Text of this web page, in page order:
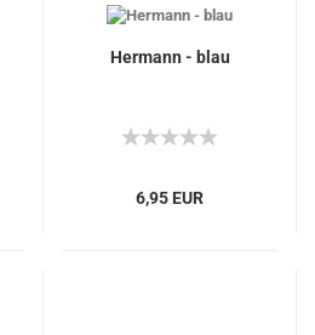
Hermann - blau
6,95 EUR